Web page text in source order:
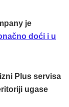
je
doći i u
Plus servisa
ugase